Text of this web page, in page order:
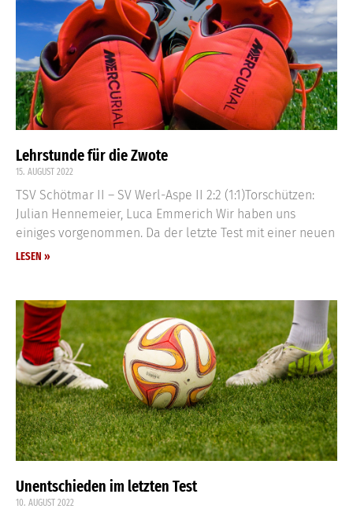
Lehrstunde für die Zwote
15. AUGUST 2022
TSV Schötmar II – SV Werl-Aspe II 2:2 (1:1)Torschützen:
Julian Hennemeier, Luca Emmerich Wir haben uns
einiges vorgenommen. Da der letzte Test mit einer neuen
LESEN »
Unentschieden im letzten Test
10. AUGUST 2022